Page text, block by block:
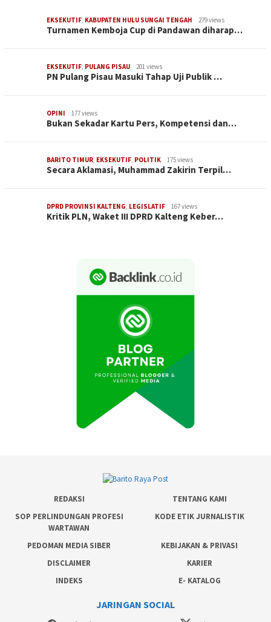
EKSEKUTIF, KABUPATEN HULU SUNGAI TENGAH 279 views
Turnamen Kemboja Cup di Pandawan diharap…
EKSEKUTIF, PULANG PISAU 201 views
PN Pulang Pisau Masuki Tahap Uji Publik …
OPINI 177 views
Bukan Sekadar Kartu Pers, Kompetensi dan…
BARITO TIMUR, EKSEKUTIF, POLITIK 175 views
Secara Aklamasi, Muhammad Zakirin Terpil…
DPRD PROVINSI KALTENG, LEGISLATIF 167 views
Kritik PLN, Waket III DPRD Kalteng Keber…
REDAKSI
TENTANG KAMI
SOP PERLINDUNGAN PROFESI
WARTAWAN
KODE ETIK JURNALISTIK
PEDOMAN MEDIA SIBER
KEBIJAKAN & PRIVASI
DISCLAIMER
KARIER
INDEKS
E- KATALOG
JARINGAN SOCIAL